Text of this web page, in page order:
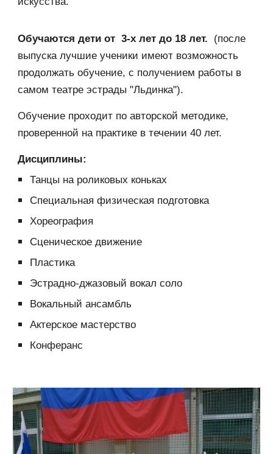
Обучаются дети от 3-х лет до 18 лет. (после
выпуска лучшие ученики имеют возможность
продолжать обучение, с получением работы в
самом театре эстрады "Льдинка").
Обучение проходит по авторской методике,
проверенной на практике в течении 40 лет.
Дисциплины:
Танцы на роликовых коньках
Специальная физическая подготовка
Хореография
Сценическое движение
Пластика
Эстрадно-джазовый вокал соло
Вокальный ансамбль
Актерское мастерство
Конферанс